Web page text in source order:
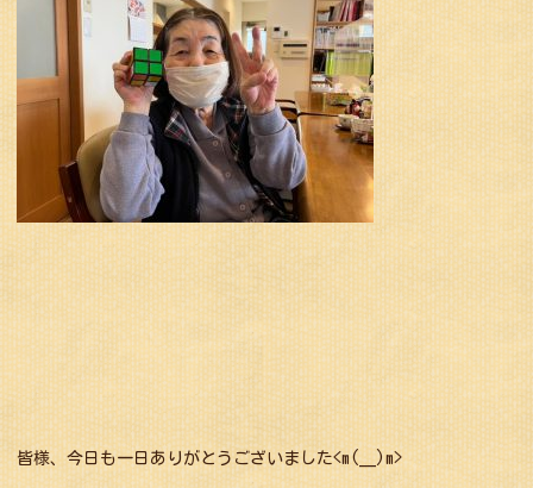
皆様、今日も一日ありがとうございました<m(__)m>